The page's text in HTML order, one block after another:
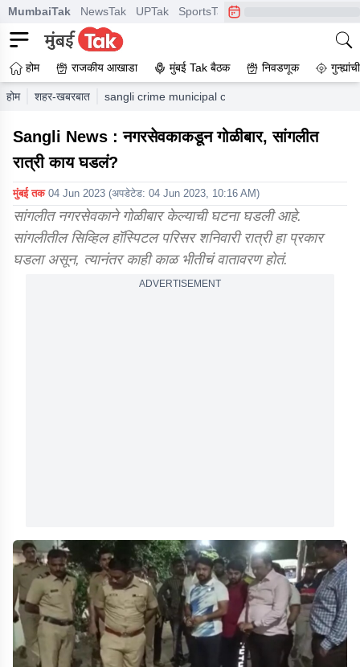
MumbaiTak NewsTak UPTak SportsTak CrimeTak
होम राजकीय आखाडा मुंबई Tak बैठक निवडणूक
होम शहर-खबरबात sangli crime municipal corporation corporator
Sangli News : नगरसेवकाकडून गोळीबार, सांगलीत
रात्री काय घडलं?
मुंबई तक 04 Jun 2023 (अपडेटेड: 04 Jun 2023, 10:16 AM)
सांगलीत नगरसेवकाने गोळीबार केल्याची घटना घडली आहे.
सांगलीतील सिव्हिल हॉस्पिटल परिसर शनिवारी रात्री हा प्रकार
घडला असून, त्यानंतर काही काळ भीतीचं वातावरण होतं.
ADVERTISEMENT